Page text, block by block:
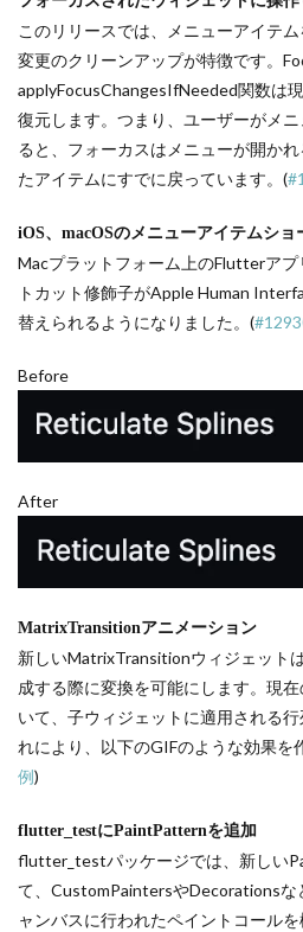
このリリースでは、メニューアイテ
変更のクリーンアップが特徴です。
applyFocusChangesIfNeeded関数は
復元します。つまり、ユーザーがメ
ると、フォーカスはメニューが開か
たアイテムにすでに戻っています。(
iOS、macOSのメニューアイテムショ
Macプラットフォーム上のFlutterア
トカット修飾子がApple Human
替えられるようになりました。(
Before
After
MatrixTransitionアニメーション
新しいMatrixTransitionウィジェット
成する際に変換を可能にします。現
いて、子ウィジェットに適用される
れにより、以下のGIFのような効果を
例)
flutter_testにPaintPatternを追加
flutter_testパッケージでは、新しい
て、CustomPaintersやDecorationsな
ャンバスに行われたペイントコール